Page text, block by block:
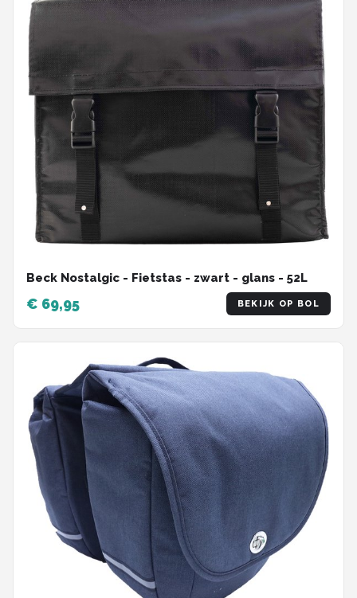
Beck Nostalgic - Fietstas - zwart - glans - 52L
€ 69,95 BEKIJK OP BOL